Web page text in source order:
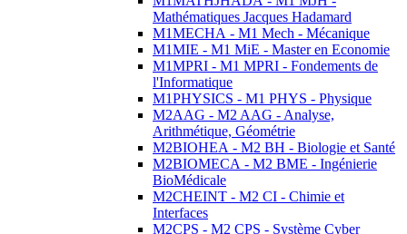
Mathématiques Jacques Hadamard
M1MECHA - M1 Mech - Mécanique
M1MIE - M1 MiE - Master en Economie
M1MPRI - M1 MPRI - Fondements de
l'Informatique
M1PHYSICS - M1 PHYS - Physique
M2AAG - M2 AAG - Analyse,
Arithmétique, Géométrie
M2BIOHEA - M2 BH - Biologie et Santé
M2BIOMECA - M2 BME - Ingénierie
BioMédicale
M2CHEINT - M2 CI - Chimie et
Interfaces
M2CPS - M2 CPS - Système Cyber